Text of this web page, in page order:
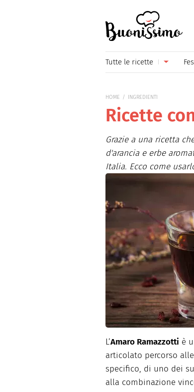
Tutte le ricette
Primi piatti
Piatti unici
Contorni
Frutta
Dolci
HOME INGREDIENTI
Ricette
Grazie a una ricetta
d'arancia e erbe
Italia. Ecco come
L’Amaro Ramazzotti è
articolato percorso
specifico, di uno dei
alla combinazione